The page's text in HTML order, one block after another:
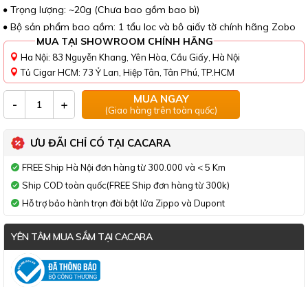
Trọng lượng: ~20g (Chưa bao gồm bao bì)
Bộ sản phẩm bao gồm: 1 tẩu lọc và bộ giấy tờ chính hãng Zobo
MUA TẠI SHOWROOM CHÍNH HÃNG
Ha Nội: 83 Nguyễn Khang, Yên Hòa, Cầu Giấy, Hà Nội
Tủ Cigar HCM: 73 Ỷ Lan, Hiệp Tân, Tân Phú, TP.HCM
- + MUA NGAY
(Giao hàng trên toàn quốc)
ƯU ĐÃI CHỈ CÓ TẠI CACARA
FREE Ship Hà Nội đơn hàng từ 300.000 và < 5 Km
Ship COD toàn quốc(FREE Ship đơn hàng từ 300k)
Hỗ trợ bảo hành trọn đời bật lửa Zippo và Dupont
YÊN TÂM MUA SẮM TẠI CACARA